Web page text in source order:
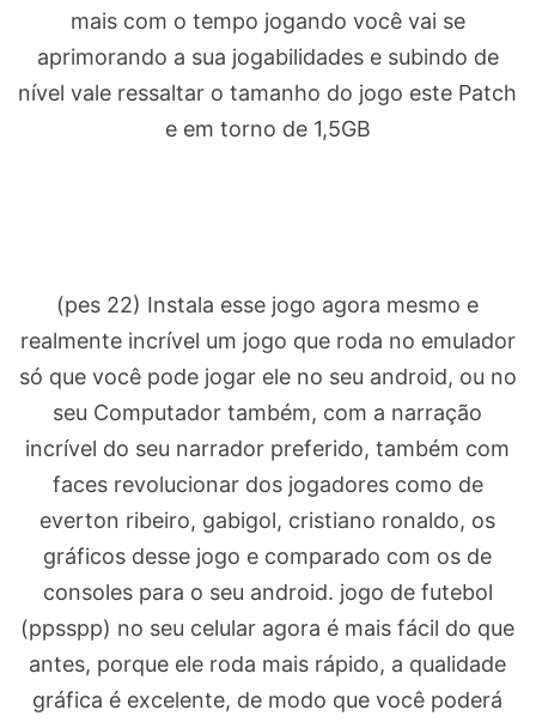
mais com o tempo jogando você vai se
aprimorando a sua jogabilidades e subindo de
nível vale ressaltar o tamanho do jogo este Patch
e em torno de 1,5GB
(pes 22) Instala esse jogo agora mesmo e
realmente incrível um jogo que roda no emulador
só que você pode jogar ele no seu android, ou no
seu Computador também, com a narração
incrível do seu narrador preferido, também com
faces revolucionar dos jogadores como de
everton ribeiro, gabigol, cristiano ronaldo, os
gráficos desse jogo e comparado com os de
consoles para o seu android. jogo de futebol
(ppsspp) no seu celular agora é mais fácil do que
antes, porque ele roda mais rápido, a qualidade
gráfica é excelente, de modo que você poderá